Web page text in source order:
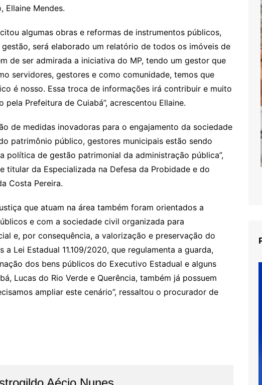
Ellaine Mendes.
algumas obras e reformas de instrumentos públicos,
será elaborado um relatório de todos os imóveis de
de ser admirada a iniciativa do MP, tendo um gestor que
servidores, gestores e como comunidade, temos que
é nosso. Essa troca de informações irá contribuir e muito
Prefeitura de Cuiabá”, acrescentou Ellaine.
de medidas inovadoras para o engajamento da sociedade
patrimônio público, gestores municipais estão sendo
política de gestão patrimonial da administração pública”,
titular da Especializada na Defesa da Probidade e do
Costa Pereira.
que atuam na área também foram orientados a
e com a sociedade civil organizada para
e, por consequência, a valorização e preservação do
a Lei Estadual 11.109/2020, que regulamenta a guarda,
dos bens públicos do Executivo Estadual e alguns
Lucas do Rio Verde e Querência, também já possuem
ampliar este cenário”, ressaltou o procurador de